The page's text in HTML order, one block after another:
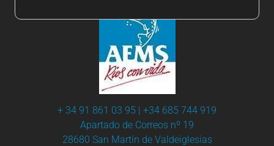
+ 34 91 861 03 95 | +34 685 744 919
Apartado de Correos nº 19
28680 San Martín de Valdeiglesias